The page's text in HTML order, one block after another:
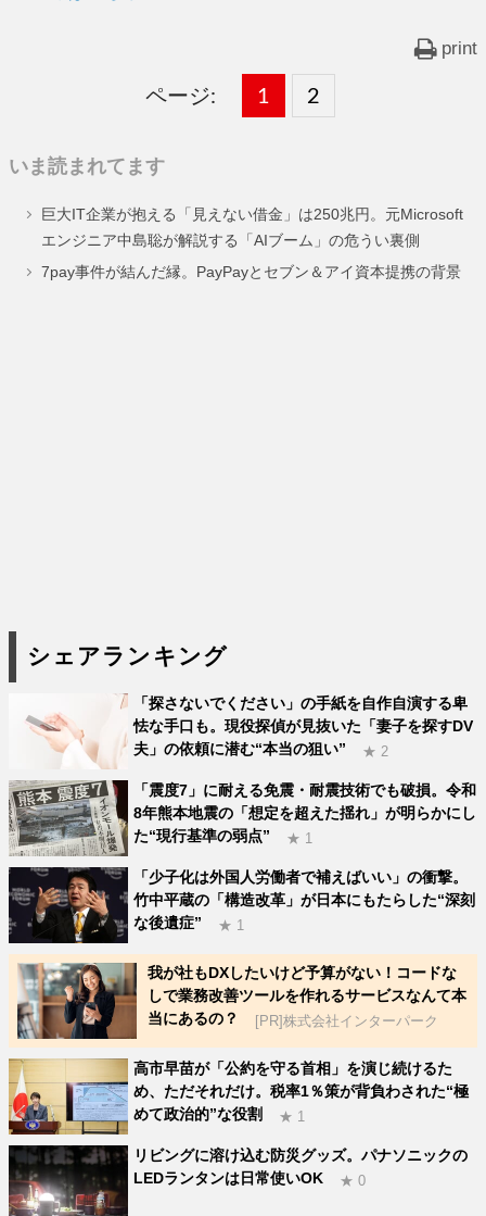
print
ページ:
固
ー
ジ
1 ,
固
ー
ジ
2
いま読まれてます
巨大IT企業が抱える「見えない借金」は250兆円。元Microsoft
エンジニア中島聡が解説する「AIブーム」の危うい裏側
7pay事件が結んだ縁。PayPayとセブン＆アイ資本提携の背景
シェアランキング
「探さないでください」の手紙を自作自演する卑
怯な手口も。現役探偵が見抜いた「妻子を探すDV
夫」の依頼に潜む“本当の狙い”
★ 2
「震度7」に耐える免震・耐震技術でも破損。令和
8年熊本地震の「想定を超えた揺れ」が明らかにし
た“現行基準の弱点”
★ 1
「少子化は外国人労働者で補えばいい」の衝撃。
竹中平蔵の「構造改革」が日本にもたらした“深刻
な後遺症”
★ 1
我が社もDXしたいけど予算がない！コードな
しで業務改善ツールを作れるサービスなんて本
当にあるの？
[PR]株式会社インターパーク
高市早苗が「公約を守る首相」を演じ続けるた
め、ただそれだけ。税率1％策が背負わされた“極
めて政治的”な役割
★ 1
リビングに溶け込む防災グッズ。パナソニックの
LEDランタンは日常使いOK
★ 0